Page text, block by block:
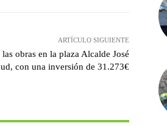
ARTÍCULO SIGUIENTE
obras en la plaza Alcalde José
con una inversión de 31.273€